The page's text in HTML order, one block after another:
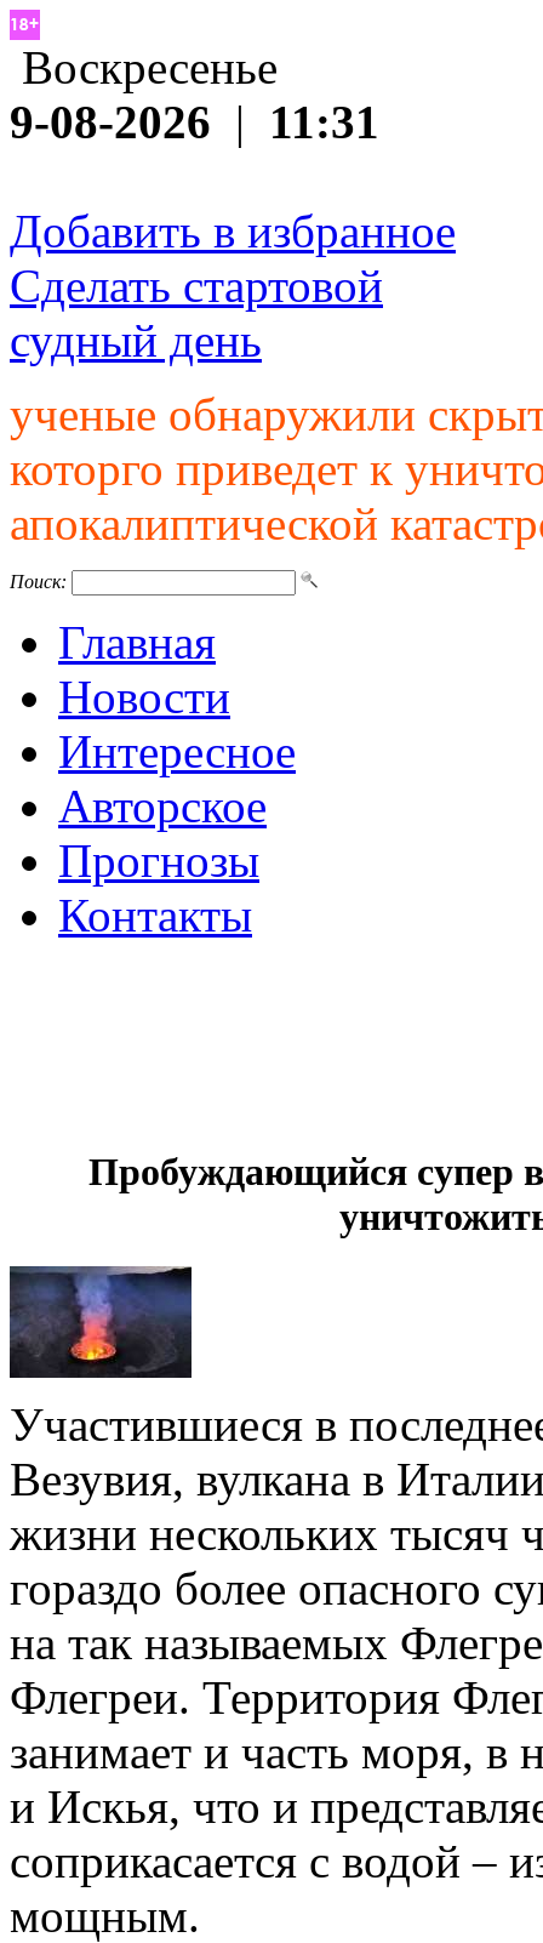
Воскресенье
9-08-2026 | 11:31
Добавить в избранное
Сделать стартовой
судный день
ученые обнаружили
которго приведет к
апокалиптической
Поиск:
Главная
Новости
Интересное
Авторское
Прогнозы
Контакты
Пробуждающийся супер
Участившиеся в
Везувия, вулкана в
жизни нескольких тысяч
гораздо более опасного
на так называемых
Флегреи. Территория
занимает и часть моря, в
и Искья, что и
соприкасается с водой –
мощным.